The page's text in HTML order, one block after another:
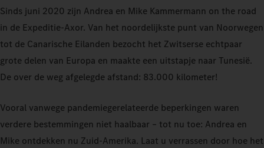
Sinds juni 2020 zijn Andrea en Mike Kammermann on the road
in de Expeditie‑Axor. Van het noordelijkste punt van Noorwegen
tot de Canarische Eilanden bezocht het Zwitserse echtpaar
grote delen van Europa en maakte een uitstapje naar Tunesië.
De over de weg afgelegde afstand: 83.000 kilometer!
Vooral vanwege pandemiegerelateerde beperkingen waren
verdere bestemmingen niet haalbaar – tot nu toe: Andrea en
Mike ontdekken nu Zuid-Amerika. Laat u verrassen door hoe het